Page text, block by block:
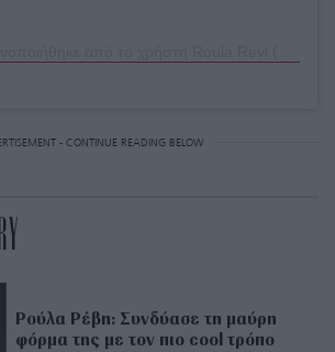
- CONTINUE READING BELOW
Ρούλα Ρέβη: Συνδύασε τη μαύρη
φόρμα της με τον πιο cool τρόπο